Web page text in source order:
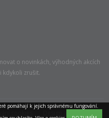
o novinkách, výhodných akcích
kdykoli zrušit.
Design a tvorba TAOX
pomáhají k jejich správnému fungování.